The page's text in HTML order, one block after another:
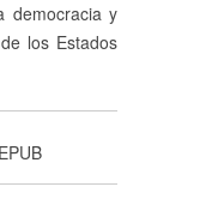
democracia y
los Estados